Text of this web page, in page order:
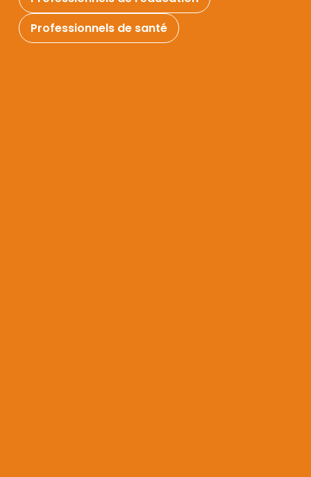
Professionnels de santé